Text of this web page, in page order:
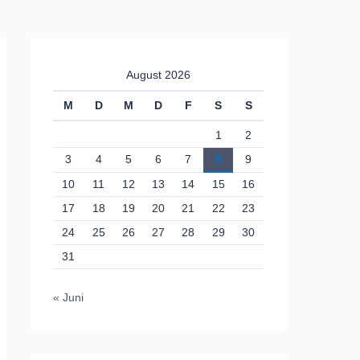
August 2026
M D M D F S S
1
2
3
4 5 6 7 8
9
10
11 12 13 14 15
16
17
18 19 20 21 22
23
24
25 26 27 28 29
30
31
« Juni